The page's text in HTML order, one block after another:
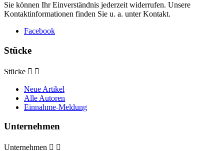
Sie können Ihr Einverständnis jederzeit widerrufen. Unsere
Kontaktinformationen finden Sie u. a. unter Kontakt.
Facebook
Stücke
Stücke  
Neue Artikel
Alle Autoren
Einnahme-Meldung
Unternehmen
Unternehmen  